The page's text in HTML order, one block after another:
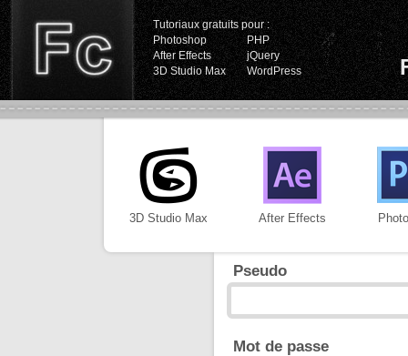
Tutoriaux gratuits pour :
Photoshop
PHP
After Effects
jQuery
3D Studio Max
WordPress
3D Studio Max After Effects
Pseudo
Mot de passe